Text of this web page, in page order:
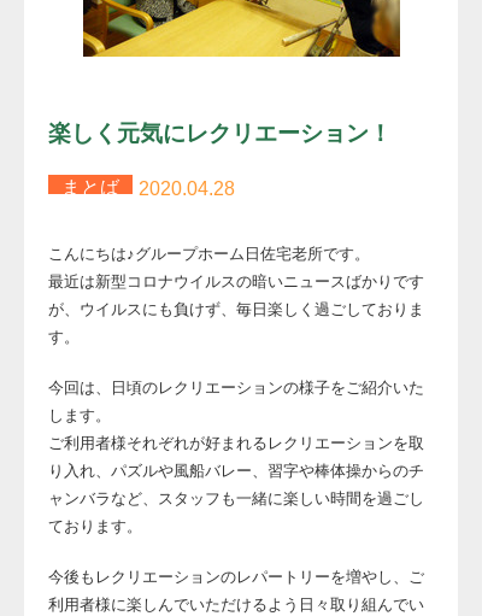
楽しく元気にレクリエーション！
まとば 2020.04.28
こんにちは♪グループホーム日佐宅老所です。
最近は新型コロナウイルスの暗いニュースばかりです
が、ウイルスにも負けず、毎日楽しく過ごしておりま
す。
今回は、日頃のレクリエーションの様子をご紹介いた
します。
ご利用者様それぞれが好まれるレクリエーションを取
り入れ、パズルや風船バレー、習字や棒体操からのチ
ャンバラなど、スタッフも一緒に楽しい時間を過ごし
ております。
今後もレクリエーションのレパートリーを増やし、ご
利用者様に楽しんでいただけるよう日々取り組んでい